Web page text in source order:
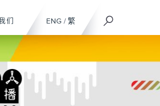
ENG / 繁
们